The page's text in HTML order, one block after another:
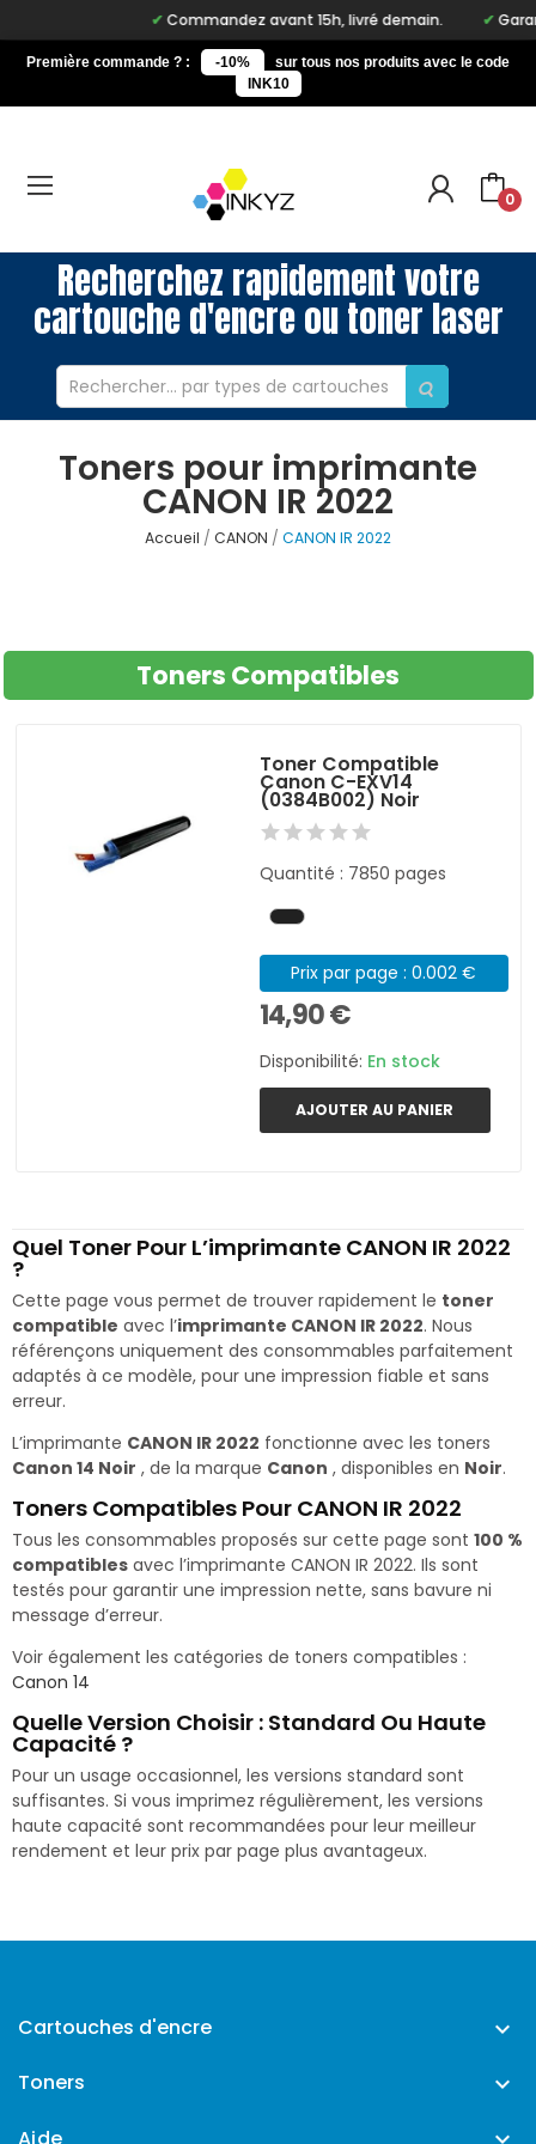
Commandez avant 15h, livré demain.
Première commande ? : -10%
sur tous nos produits avec le code
INK10
0
Recherchez rapidement votre
cartouche d'encre ou toner laser
Toners pour imprimante
CANON IR 2022
Accueil CANON CANON IR 2022
Toners Compatibles
Toner Compatible
Canon C-EXV14
(0384B002) Noir
Quantité : 7850 pages
Prix par page : 0.002 €
14,90 €
Disponibilité: En stock
AJOUTER AU PANIER
Quel Toner Pour L’imprimante CANON IR 2022
?
Cette page vous permet de trouver rapidement le toner
compatible avec l’imprimante CANON IR 2022. Nous
référençons uniquement des consommables parfaitement
adaptés à ce modèle, pour une impression fiable et sans
erreur.
L’imprimante CANON IR 2022 fonctionne avec les toners
Canon 14 Noir , de la marque Canon , disponibles en Noir.
Toners Compatibles Pour CANON IR 2022
Tous les consommables proposés sur cette page sont 100 %
compatibles avec l’imprimante CANON IR 2022. Ils sont
testés pour garantir une impression nette, sans bavure ni
message d’erreur.
Voir également les catégories de toners compatibles :
Canon 14
Quelle Version Choisir : Standard Ou Haute
Capacité ?
Pour un usage occasionnel, les versions standard sont
suffisantes. Si vous imprimez régulièrement, les versions
haute capacité sont recommandées pour leur meilleur
rendement et leur prix par page plus avantageux.
Cartouches d'encre 
Toners 
Aide